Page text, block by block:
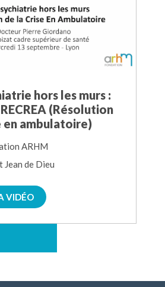
hors les murs :
(Résolution
en ambulatoire)
ARHM
Jean de Dieu
VIDÉO